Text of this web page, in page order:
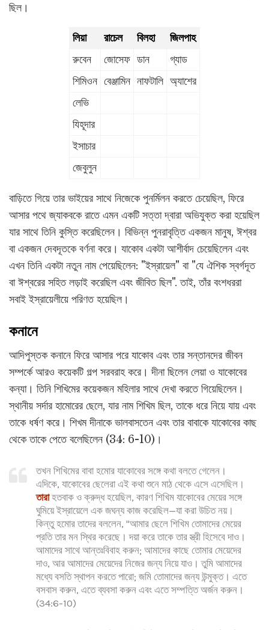
ছিল।
লিয়া রাচেল বিলহা
জিলপাহ
রুবেন
জোসেফ ডান
গ্যাড
শিমিওন বেঞ্জামিন নাফটালি অ্যাশের
লেভি
যিহূদার
ইসাচার
জেবুলুন
বাড়িতে গিয়ে তার ভাইয়ের সাথে নিজেকে পুনর্মিলন করতে চেয়েছিল, ফিরে
আসার পথে জ্যাকবকে রাতে এমন একটি সত্তা দ্বারা অভিযুক্ত করা হয়েছিল
যার সাথে তিনি কুস্তি করেছিলেন। বিভিন্ন পুনরাবৃত্তি একজন মানুষ, ঈশ্বর
বা একজন দেবদূতকে বর্ণনা করে। যাকোব একটা আশীর্বাদ চেয়েছিলেন এবং
এখন তিনি একটা নতুন নাম পেয়েছিলেন: "ইস্রায়েল" বা "যে ঐশিক স্বর্গদূত
বা ঈশ্বরের সহিত লড়াই করেছিল এবং জীবিত ছিল". তাই, তাঁর বংশধররা
সবাই ইস্রায়েলীয়ে পরিণত হয়েছিল।
কনানে
আদিপুস্তক কনানে ফিরে আসার পরে যাকোব এবং তার সন্তানদের জীবন
সম্পর্কে আরও কয়েকটি গল্প সরবরাহ করে। দীনা ছিলেন লেয়া ও যাকোবের
কন্যা। তিনি শিখিমের কয়েকজন মহিলার সাথে দেখা করতে গিয়েছিলেন।
স্থানীয় সর্দার হামোরের ছেলে, যার নাম শিখিম ছিল, তাকে ধরে নিয়ে যায় এবং
তাকে ধর্ষণ করে। শিখম দীনাকে ভালবাসতেন এবং তার বাবাকে যাকোবের কাছ
থেকে তাকে পেতে বলেছিলেন (34: 6-10)।
তখন শিখিমের বাবা হমোর যাকোবের সঙ্গে কথা বলতে গেলেন।
এদিকে, যাকোবের ছেলেরা এই কথা শুনে মাঠ থেকে এসে এসেছিল।
তারাহতবাক ও ক্রুদ্ধ হয়েছিল, কারণ শিখিম যাকোবের মেয়ের সঙ্গে
ঘুমিয়ে ইস্রায়েলে এক জঘন্য কাজ করেছিল—যা করা উচিত নয়।
কিন্তু হমোর তাদের বললেন, "আমার ছেলে শিখিম তোমাদের মেয়ের
প্রতি তার মন স্থির করেছে। দয়া করে তাকে তার স্ত্রী হিসেবে দাও।
আমাদের সাথে আন্তঃবিবাহ করুন; আমাদের কাছে তোমার মেয়েদের
দাও, আর আমাদের মেয়েদের নিজের জন্য নিয়ে যাও। তুমি আমাদের
মধ্যে বসতি স্থাপন করতে পারো; জমি তোমাদের জন্য উন্মুক্ত। এতে
বসবাস করুন, এতে ব্যবসা করুন এবং এতে সম্পত্তি অর্জন করুন।
(34:6-10)